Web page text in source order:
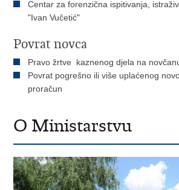
Centar za forenzična ispitivanja,
"Ivan Vučetić"
Povrat novca
Pravo žrtve kaznenog djela na
Povrat pogrešno ili više uplaćenog
proračun
O Ministarstvu